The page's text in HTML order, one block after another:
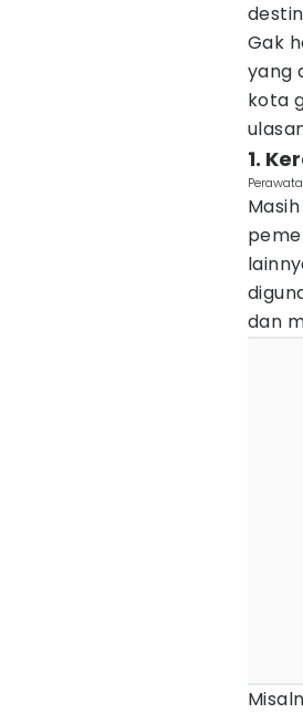
Gak
yang
kota
1.
dan